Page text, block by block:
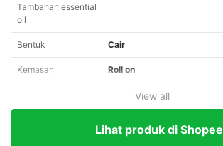
Tambahan essential
oil
Bentuk Cair
Kemasan Roll on
View all
Lihat produk di Shopee